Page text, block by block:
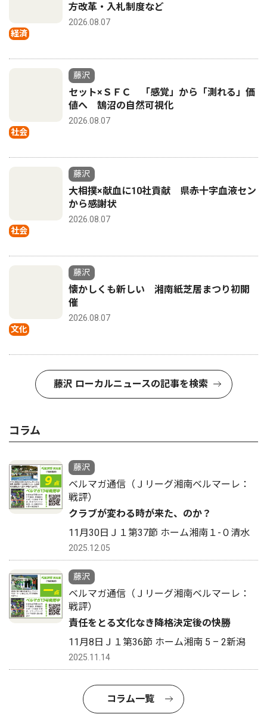
経済
方改革・入札制度など
2026.08.07
社会
藤沢
セット×ＳＦＣ 「感覚」から「測れる」価
値へ 鵠沼の自然可視化
2026.08.07
社会
藤沢
大相撲×献血に10社貢献 県赤十字血液セン
から感謝状
2026.08.07
文化
藤沢
懐かしくも新しい 湘南紙芝居まつり初開
催
2026.08.07
藤沢 ローカルニュースの記事を検索
コラム
藤沢
ベルマガ通信（Ｊリーグ湘南ベルマーレ：
戦評）
クラブが変わる時が来た、のか？
11月30日Ｊ１第37節 ホーム湘南１-０清水
2025.12.05
藤沢
ベルマガ通信（Ｊリーグ湘南ベルマーレ：
戦評）
責任をとる文化なき降格決定後の快勝
11月8日Ｊ１第36節 ホーム湘南 5 – 2新潟
2025.11.14
コラム一覧